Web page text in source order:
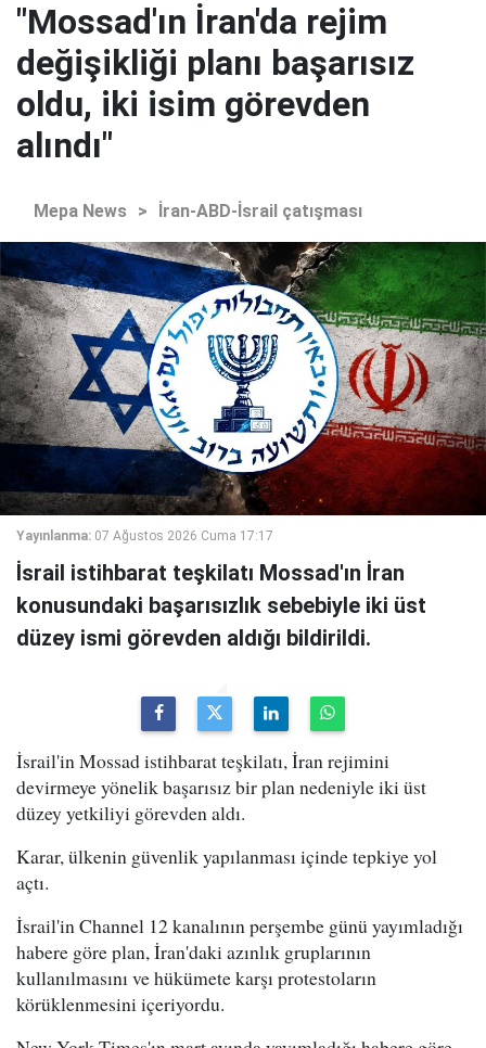
"Mossad'ın İran'da rejim
değişikliği planı başarısız
oldu, iki isim görevden
alındı"
Mepa News > İran-ABD-İsrail çatışması
Yayınlanma: 07 Ağustos 2026 Cuma 17:17
İsrail istihbarat teşkilatı Mossad'ın İran
konusundaki başarısızlık sebebiyle iki üst
düzey ismi görevden aldığı bildirildi.
İsrail'in Mossad istihbarat teşkilatı, İran rejimini
devirmeye yönelik başarısız bir plan nedeniyle iki üst
düzey yetkiliyi görevden aldı.
Karar, ülkenin güvenlik yapılanması içinde tepkiye yol
açtı.
İsrail'in Channel 12 kanalının perşembe günü yayımladığı
habere göre plan, İran'daki azınlık gruplarının
kullanılmasını ve hükümete karşı protestoların
körüklenmesini içeriyordu.